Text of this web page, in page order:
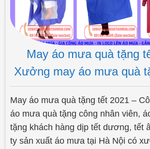
May áo mưa quà tặng
Xưởng may áo mưa quà
May áo mưa quà tặng tết 2021 –
áo mưa quà tặng công nhân viên,
tặng khách hàng dịp tết dương, tết
ty sản xuất áo mưa tại Hà Nội có